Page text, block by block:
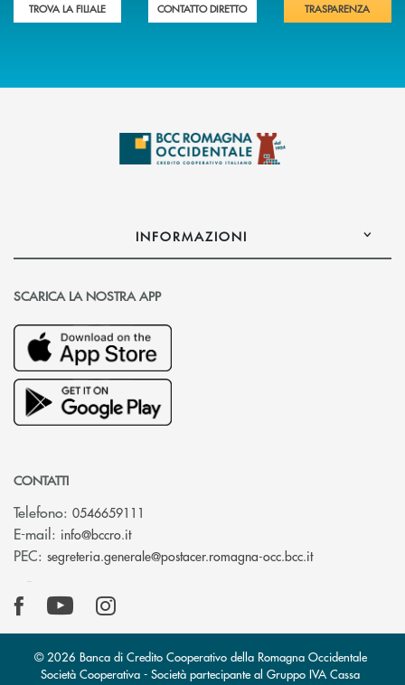
TROVA LA FILIALE CONTATTO DIRETTO TRASPARENZA
INFORMAZIONI
SCARICA LA NOSTRA APP
CONTATTI
Telefono: 0546659111
E-mail: info@bccro.it(si apre l’app di posta elettronica)
PEC: segreteria.generale@postacer.romagna-occ.bcc.it(si apre l’app
© 2026 Banca di Credito Cooperativo della Romagna Occidentale
Società Cooperativa - Società partecipante al Gruppo IVA Cassa